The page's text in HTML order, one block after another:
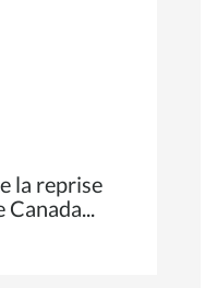
la reprise
Canada